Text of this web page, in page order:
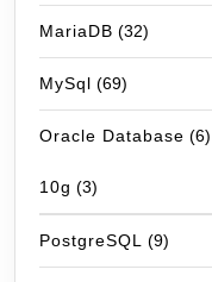
MariaDB (32)
MySql (69)
Oracle Database (6)
10g (3)
PostgreSQL (9)